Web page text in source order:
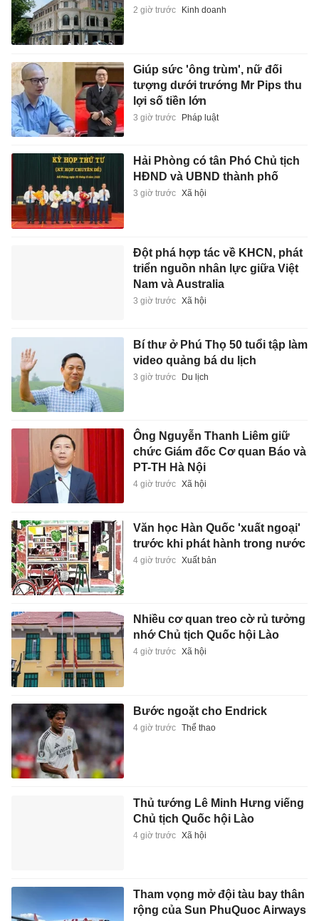
2 giờ trước Kinh doanh
Giúp sức 'ông trùm', nữ đối
tượng dưới trướng Mr Pips thu
lợi số tiền lớn
3 giờ trước Pháp luật
Hải Phòng có tân Phó Chủ tịch
HĐND và UBND thành phố
3 giờ trước Xã hội
Đột phá hợp tác về KHCN, phát
triển nguồn nhân lực giữa Việt
Nam và Australia
3 giờ trước Xã hội
Bí thư ở Phú Thọ 50 tuổi tập làm
video quảng bá du lịch
3 giờ trước Du lịch
Ông Nguyễn Thanh Liêm giữ
chức Giám đốc Cơ quan Báo và
PT-TH Hà Nội
4 giờ trước Xã hội
Văn học Hàn Quốc 'xuất ngoại'
trước khi phát hành trong nước
4 giờ trước Xuất bản
Nhiều cơ quan treo cờ rủ tưởng
nhớ Chủ tịch Quốc hội Lào
4 giờ trước Xã hội
Bước ngoặt cho Endrick
4 giờ trước Thể thao
Thủ tướng Lê Minh Hưng viếng
Chủ tịch Quốc hội Lào
4 giờ trước Xã hội
Tham vọng mở đội tàu bay thân
rộng của Sun PhuQuoc Airways